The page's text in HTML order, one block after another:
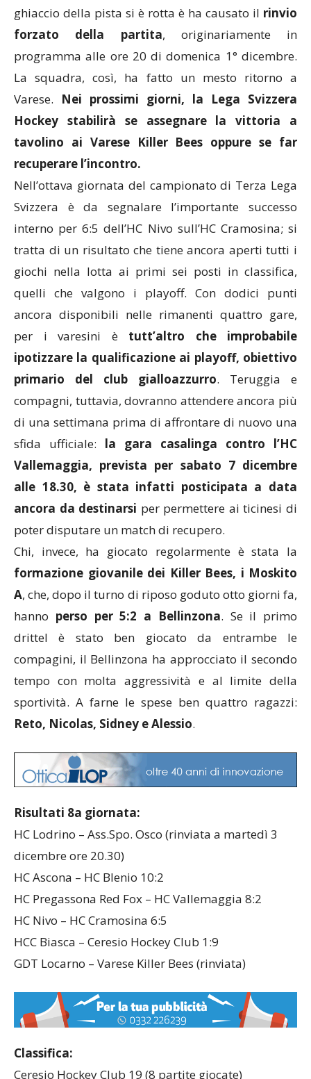
ghiaccio della pista si è rotta è ha causato il rinvio
forzato della partita, originariamente in
programma alle ore 20 di domenica 1° dicembre.
La squadra, così, ha fatto un mesto ritorno a
Varese. Nei prossimi giorni, la Lega Svizzera
Hockey stabilirà se assegnare la vittoria a
tavolino ai Varese Killer Bees oppure se far
recuperare l’incontro.
Nell’ottava giornata del campionato di Terza Lega
Svizzera è da segnalare l’importante successo
interno per 6:5 dell’HC Nivo sull’HC Cramosina; si
tratta di un risultato che tiene ancora aperti tutti i
giochi nella lotta ai primi sei posti in classifica,
quelli che valgono i playoff. Con dodici punti
ancora disponibili nelle rimanenti quattro gare,
per i varesini è tutt’altro che improbabile
ipotizzare la qualificazione ai playoff, obiettivo
primario del club gialloazzurro. Teruggia e
compagni, tuttavia, dovranno attendere ancora più
di una settimana prima di affrontare di nuovo una
sfida ufficiale: la gara casalinga contro l’HC
Vallemaggia, prevista per sabato 7 dicembre
alle 18.30, è stata infatti posticipata a data
ancora da destinarsi per permettere ai ticinesi di
poter disputare un match di recupero.
Chi, invece, ha giocato regolarmente è stata la
formazione giovanile dei Killer Bees, i Moskito
A, che, dopo il turno di riposo goduto otto giorni fa,
hanno perso per 5:2 a Bellinzona. Se il primo
drittel è stato ben giocato da entrambe le
compagini, il Bellinzona ha approcciato il secondo
tempo con molta aggressività e al limite della
sportività. A farne le spese ben quattro ragazzi:
Reto, Nicolas, Sidney e Alessio.
Risultati 8a giornata:
HC Lodrino – Ass.Spo. Osco (rinviata a martedì 3
dicembre ore 20.30)
HC Ascona – HC Blenio 10:2
HC Pregassona Red Fox – HC Vallemaggia 8:2
HC Nivo – HC Cramosina 6:5
HCC Biasca – Ceresio Hockey Club 1:9
GDT Locarno – Varese Killer Bees (rinviata)
Classifica:
Ceresio Hockey Club 19 (8 partite giocate)